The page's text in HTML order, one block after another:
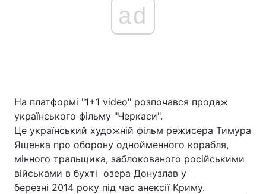
Головна Війна
ad
На платформі "1+1 video" розпочався продаж
українського фільму "Черкаси".
Це український художній фільм режисера Тимура
Ященка про оборону однойменного корабля,
мінного тральщика, заблокованого російськими
військами в бухті озера Донузлав у
березні 2014 року під час анексії Криму.